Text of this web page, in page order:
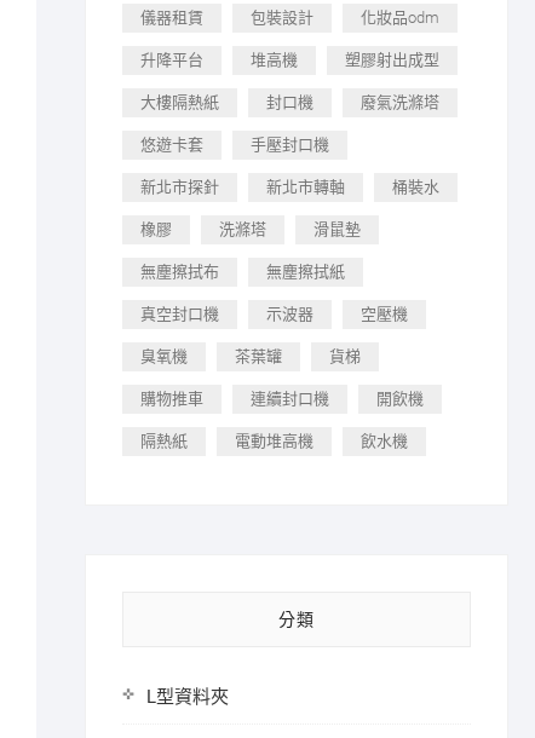
儀器租賃 包裝設計 化妝品odm
升降平台 堆高機 塑膠射出成型
大樓隔熱紙 封口機 廢氣洗滌塔
悠遊卡套 手壓封口機
新北市探針 新北市轉軸 桶裝水
橡膠 洗滌塔 滑鼠墊
無塵擦拭布 無塵擦拭紙
真空封口機 示波器 空壓機
臭氧機 茶葉罐 貨梯
購物推車 連續封口機 開飲機
隔熱紙 電動堆高機 飲水機
分類
L型資料夾